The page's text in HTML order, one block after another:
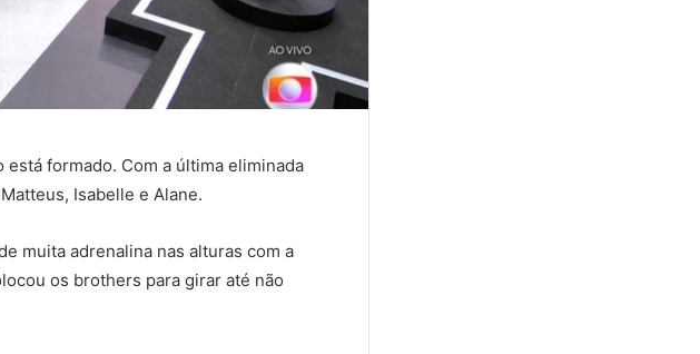
formado. Com a última eliminada
Isabelle e Alane.
muita adrenalina nas alturas com a
os brothers para girar até não